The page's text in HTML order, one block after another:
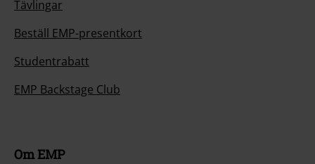
Tävlingar
Beställ EMP-presentkort
Studentrabatt
EMP Backstage Club
Om EMP